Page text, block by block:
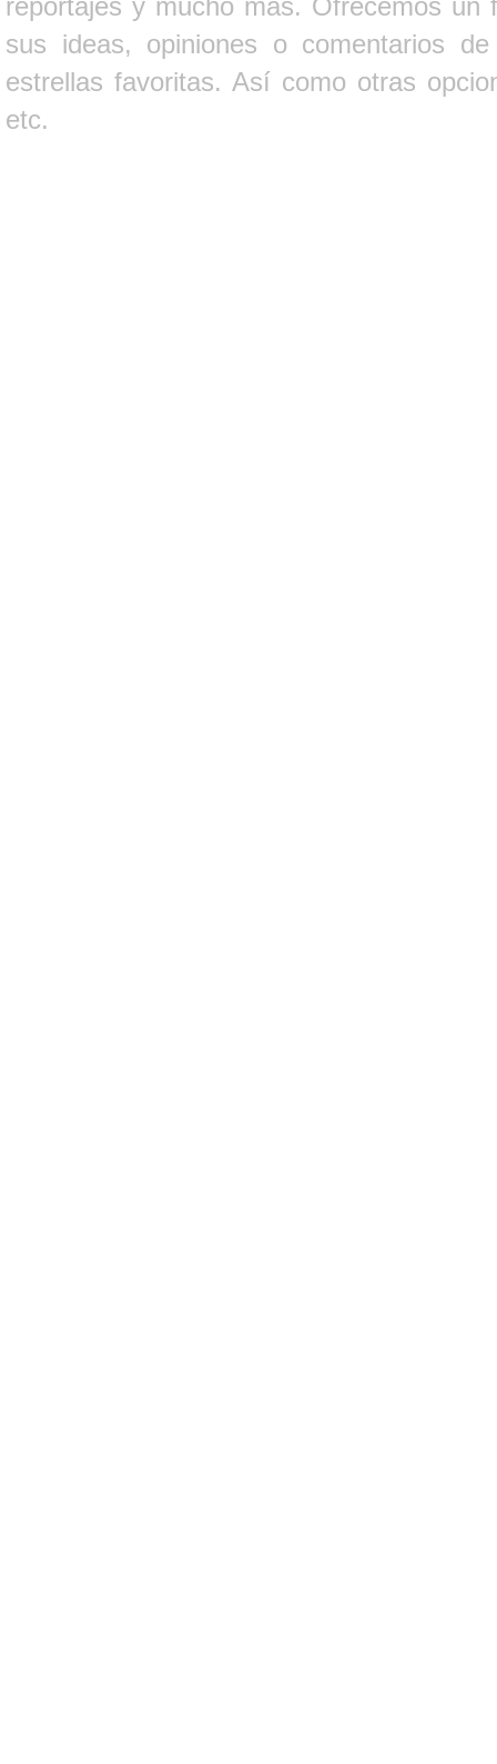
sus ideas, opiniones o comentarios
estrellas favoritas. Así como otras
etc.